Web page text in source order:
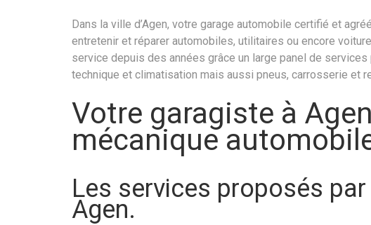
Dans la ville d’Agen, votre garage automobile certifié et
entretenir et réparer automobiles, utilitaires ou encore
service depuis des années grâce un large panel de
technique et climatisation mais aussi pneus, carrosserie et
Votre garagiste à
mécanique
Les services proposés
Agen.